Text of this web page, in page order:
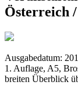
Österreich
Ausgabedatum:
1. Auflage, A5,
breiten Überblick